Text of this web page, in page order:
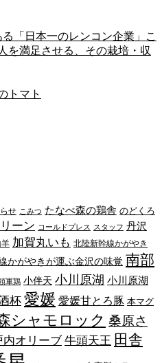
「日本一のレンコン企業」こ
を満足させる、その栽培・収
トマト
せ こみつ たなべ森の鶏舎 のどくろ
ーン コールドプレス スタッフ 丹沢
羊 加賀丸いも 北陸新幹線かがやき
かがやきが運ぶ金沢の味覚 南部
軍鶏 小伴天 小川原湖 小川原湖
杯 愛媛 愛媛甘とろ豚 本マグ
シャモロック 桑原さ
内オリーブ 牛頭天王 田舎